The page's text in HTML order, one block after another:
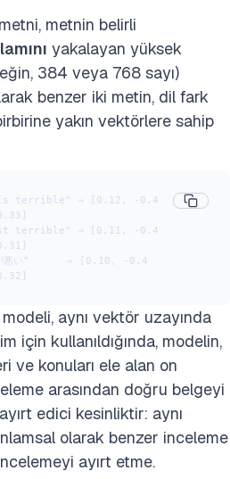
metnin belirli
yakalayan yüksek
384 veya 768 sayı)
benzer iki metin, dil fark
yakın vektörlere sahip
terrible" → [0.12, -0.4
terrible" → [0.11, -0.4
が悪い"      → [0.10, -0.4
aynı vektör uzayında
için kullanıldığında, modelin,
ve konuları ele alan on
arasından doğru belgeyi
edici kesinliktir: aynı
olarak benzer inceleme
ayırt etme.